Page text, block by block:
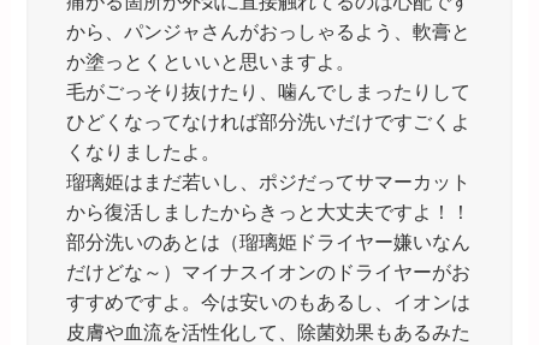
から、パンジャさんがおっしゃるよう、軟膏と
か塗っとくといいと思いますよ。
毛がごっそり抜けたり、噛んでしまったりして
ひどくなってなければ部分洗いだけですごくよ
くなりましたよ。
瑠璃姫はまだ若いし、ポジだってサマーカット
から復活しましたからきっと大丈夫ですよ！！
部分洗いのあとは（瑠璃姫ドライヤー嫌いなん
だけどな～）マイナスイオンのドライヤーがお
すすめですよ。今は安いのもあるし、イオンは
皮膚や血流を活性化して、除菌効果もあるみた